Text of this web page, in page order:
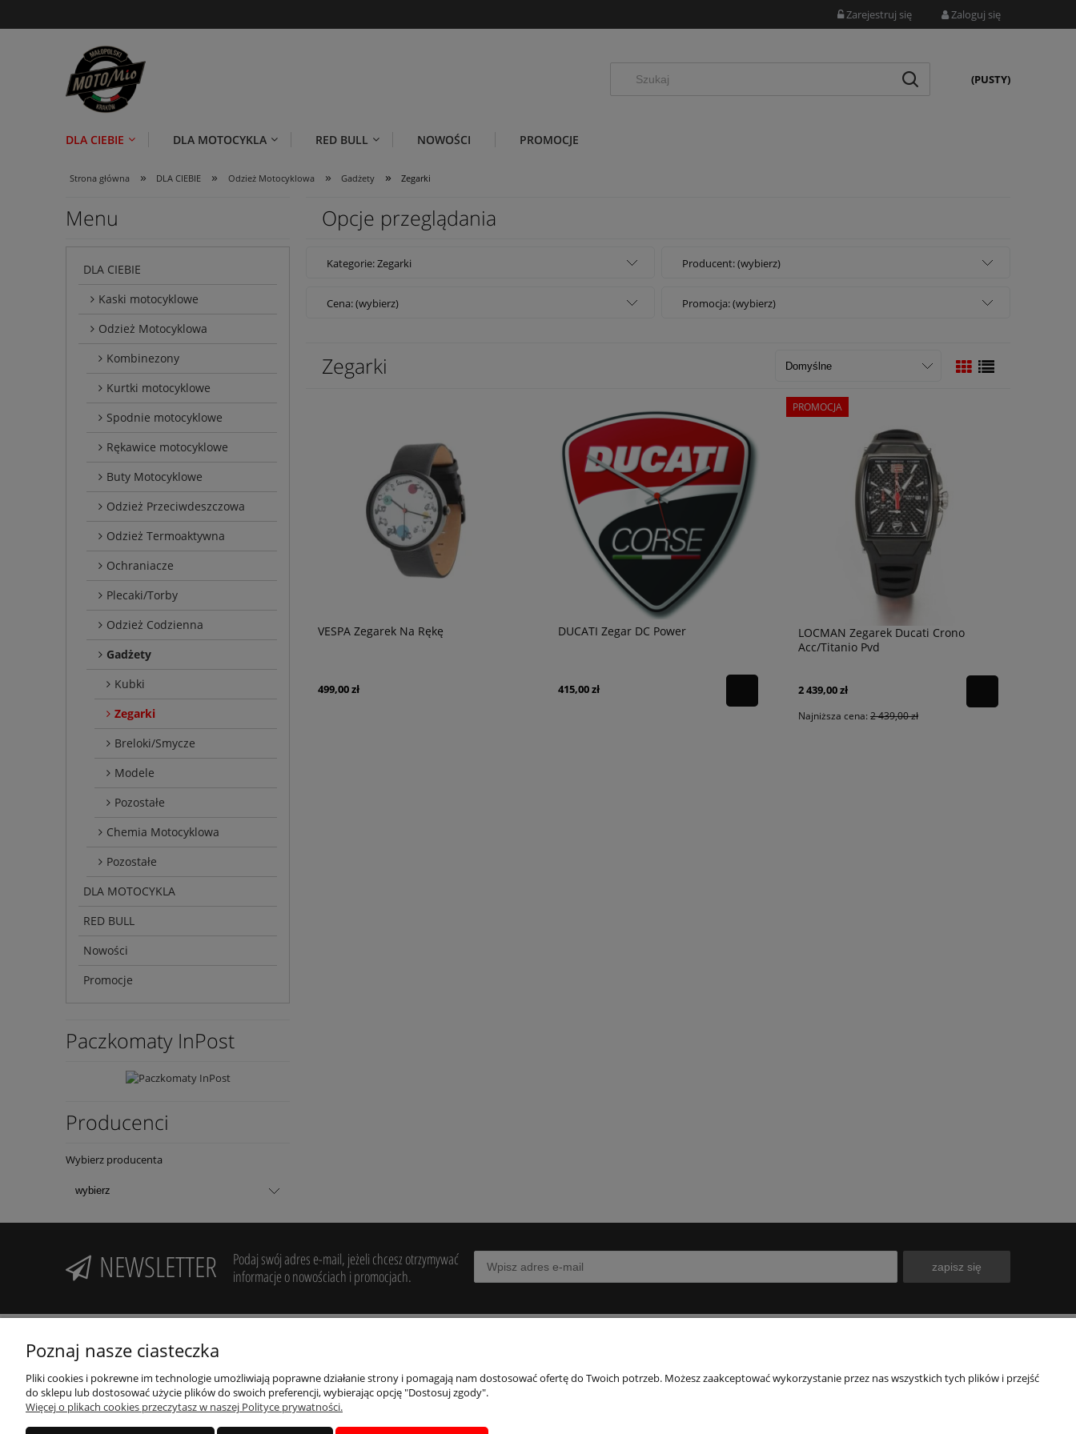
Zarejestruj się Zaloguj się
(PUSTY)
DLA CIEBIE DLA MOTOCYKLA RED BULL NOWOŚCI PROMOCJE
Strona główna » DLA CIEBIE » Odzież Motocyklowa » Gadżety » Zegarki
Menu
DLA CIEBIE
Kaski motocyklowe
Odzież Motocyklowa
Kombinezony
Kurtki motocyklowe
Spodnie motocyklowe
Rękawice motocyklowe
Buty Motocyklowe
Odzież Przeciwdeszczowa
Odzież Termoaktywna
Ochraniacze
Plecaki/Torby
Odzież Codzienna
Gadżety
Kubki
Zegarki
Breloki/Smycze
Modele
Pozostałe
Chemia Motocyklowa
Pozostałe
DLA MOTOCYKLA
RED BULL
Nowości
Promocje
Paczkomaty InPost
Producenci
Wybierz producenta
Opcje przeglądania
Kategorie: Zegarki Producent: (wybierz)
Cena: (wybierz) Promocja: (wybierz)
Zegarki
VESPA Zegarek Na Rękę
499,00 zł
DUCATI Zegar DC Power
415,00 zł
LOCMAN Zegarek Ducati Crono
Acc/Titanio Pvd
2 439,00 zł
Najniższa cena: 2 439,00 zł
PROMOCJA
NEWSLETTER
Podaj swój adres e-mail, jeżeli chcesz otrzymywać
informacje o nowościach i promocjach.
zapisz się
POMOC
Regulamin
Zwroty i reklamacje
Twoje zamówienia
Ustawienia konta
Poznaj nasze ciasteczka
Pliki cookies i pokrewne im technologie umożliwiają poprawne działanie strony i pomagają nam dostosować ofertę do Twoich potrzeb. Możesz zaakceptować wykorzystanie przez nas wszystkich tych plików i przejść
do sklepu lub dostosować użycie plików do swoich preferencji, wybierając opcję "Dostosuj zgody".
Więcej o plikach cookies przeczytasz w naszej Polityce prywatności.